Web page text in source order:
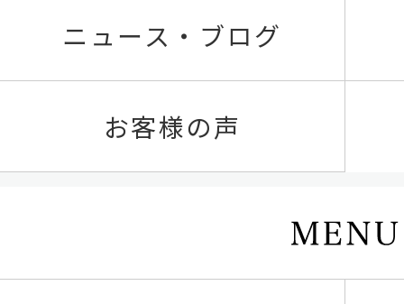
ニュース・ブログ
お客様の声